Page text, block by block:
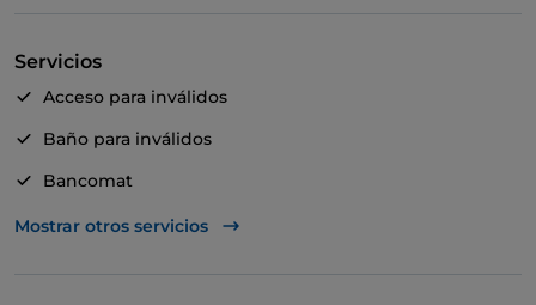
Servicios
Acceso para inválidos
Baño para inválidos
Bancomat
Cocktail
Mostrar otros servicios